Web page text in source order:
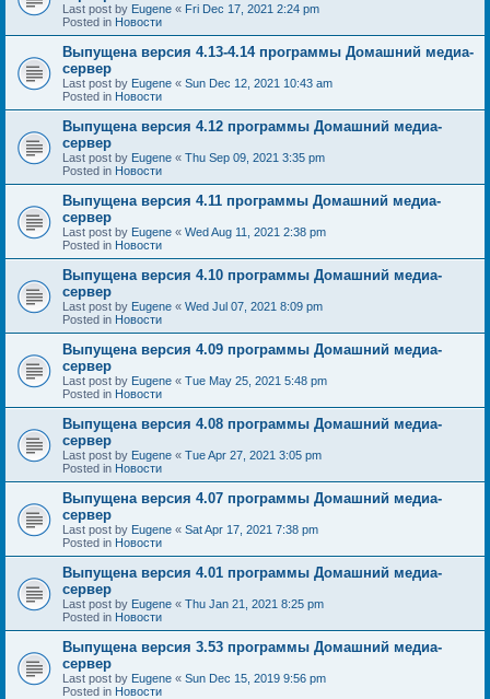
Last post by Eugene « Fri Dec 17, 2021 2:24 pm
Posted in Новости
Выпущена версия 4.13-4.14 программы Домашний медиа-
сервер
Last post by Eugene « Sun Dec 12, 2021 10:43 am
Posted in Новости
Выпущена версия 4.12 программы Домашний медиа-
сервер
Last post by Eugene « Thu Sep 09, 2021 3:35 pm
Posted in Новости
Выпущена версия 4.11 программы Домашний медиа-
сервер
Last post by Eugene « Wed Aug 11, 2021 2:38 pm
Posted in Новости
Выпущена версия 4.10 программы Домашний медиа-
сервер
Last post by Eugene « Wed Jul 07, 2021 8:09 pm
Posted in Новости
Выпущена версия 4.09 программы Домашний медиа-
сервер
Last post by Eugene « Tue May 25, 2021 5:48 pm
Posted in Новости
Выпущена версия 4.08 программы Домашний медиа-
сервер
Last post by Eugene « Tue Apr 27, 2021 3:05 pm
Posted in Новости
Выпущена версия 4.07 программы Домашний медиа-
сервер
Last post by Eugene « Sat Apr 17, 2021 7:38 pm
Posted in Новости
Выпущена версия 4.01 программы Домашний медиа-
сервер
Last post by Eugene « Thu Jan 21, 2021 8:25 pm
Posted in Новости
Выпущена версия 3.53 программы Домашний медиа-
сервер
Last post by Eugene « Sun Dec 15, 2019 9:56 pm
Posted in Новости